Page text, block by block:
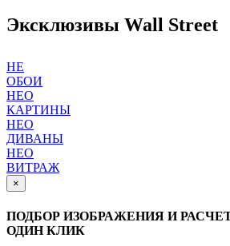
Эксклюзивы Wall Street
НЕ
ОБОИ
НЕО
КАРТИНЫ
НЕО
ДИВАНЫ
НЕО
ВИТРАЖ
×
ПОДБОР ИЗОБРАЖЕНИЯ И
ОДИН КЛИК